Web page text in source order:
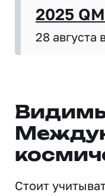
2025
28 августа
Стоит